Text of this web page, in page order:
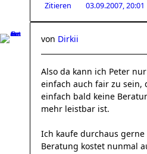
Zitieren 03.09.2007, 20:01
von Dirkii
Also da kann ich Peter
einfach auch fair zu sein,
einfach bald keine
mehr leistbar ist.
Ich kaufe durchaus
Beratung kostet nunmal